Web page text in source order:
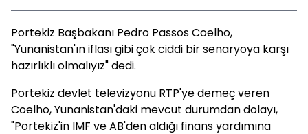
Portekiz Başbakanı Pedro Passos Coelho,
"Yunanistan'ın iflası gibi çok ciddi bir senaryoya karşı
hazırlıklı olmalıyız" dedi.
Portekiz devlet televizyonu RTP'ye demeç veren
Coelho, Yunanistan'daki mevcut durumdan dolayı,
"Portekiz'in IMF ve AB'den aldığı finans yardımına